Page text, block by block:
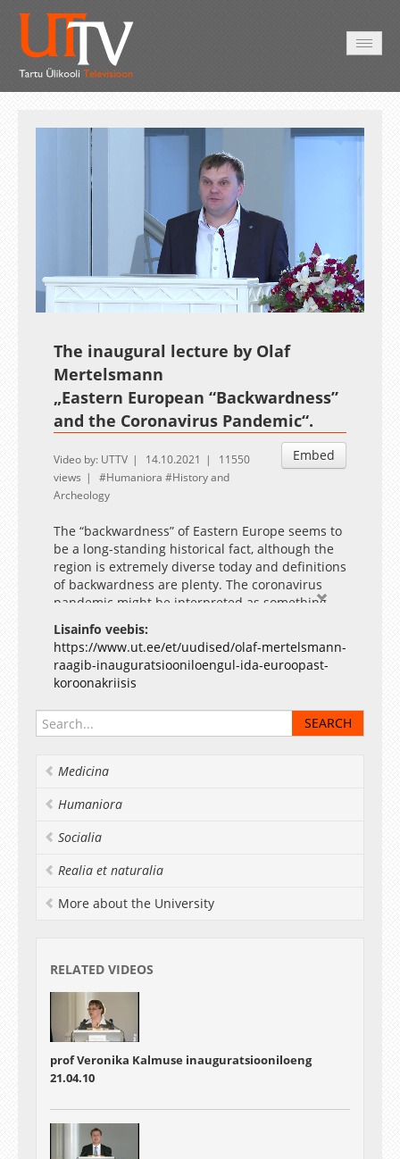
UnmuteLoaded:
Esituskiirused
Auto
The inaugural lecture by Olaf
Mertelsmann
„Eastern European “Backwardness”
and the Coronavirus Pandemic“.
Embed
Video by: UTTV 14.10.2021
11550
views
Humaniora
History and
Archeology
The “backwardness” of Eastern Europe seems to
be a long-standing historical fact, although the
region is extremely diverse today and definitions
of backwardness are plenty. The coronavirus
pandemic might be interpreted as something
like a stress test for the state, institutions, and
society. To a certain degree, success and failure
in this crisis are measurable. Because of several
factors including the assumed superiority of
western institutions, one might expect the
eastern half of the continent to struggle more
with the pandemic than the western half.
Lisainfo veebis:
https://www.ut.ee/et/uudised/olaf-mertelsmann-
raagib-inauguratsiooniloengul-ida-euroopast-
koroonakriisis
Medicina
Humaniora
Socialia
Realia et naturalia
More about the University
RELATED VIDEOS
prof Veronika Kalmuse inauguratsiooniloeng
21.04.10